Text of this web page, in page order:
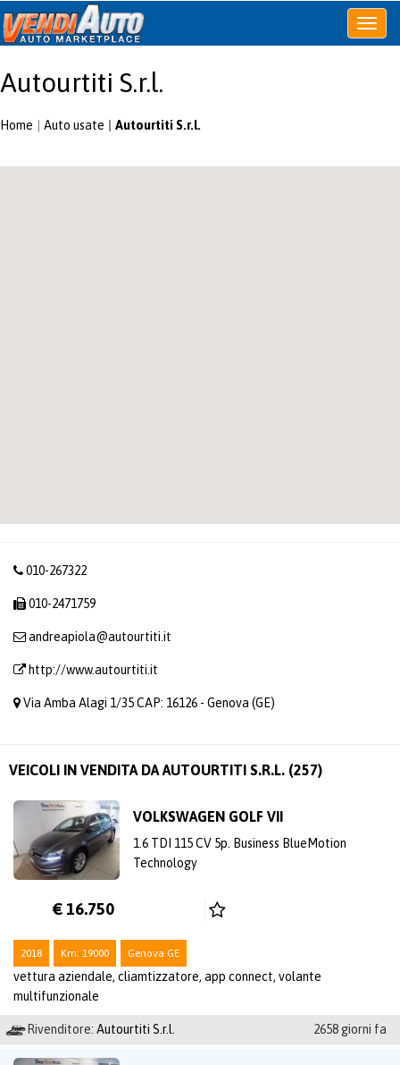
Apri
o
Autourtiti S.r.l.
Home Auto usate Autourtiti S.r.l.
010-267322
010-2471759
andreapiola@autourtiti.it
http://www.autourtiti.it
Via Amba Alagi 1/35 CAP: 16126 - Genova (GE)
VEICOLI IN VENDITA DA AUTOURTITI S.R.L. (257)
VOLKSWAGEN GOLF VII
1.6 TDI 115 CV 5p. Business BlueMotion
Technology
€ 16.750
2018 Km: 19000 Genova GE
vettura aziendale, cliamtizzatore, app connect, volante
multifunzionale
Rivenditore: Autourtiti S.r.l. 2658 giorni fa